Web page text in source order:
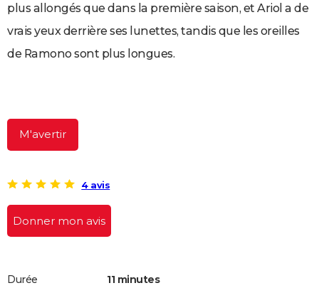
S'inscrire
Se connecter
Lycées
Collèges
Primaires
Universités
Entreprises
Service militaire
Avis de recherche
AVIS DE DÉCÈS
FORUM
plus allongés que dans la première saison, et Ariol a de
vrais yeux derrière ses lunettes, tandis que les oreilles
de Ramono sont plus longues.
M'avertir
4 avis
Donner mon avis
Durée
11 minutes